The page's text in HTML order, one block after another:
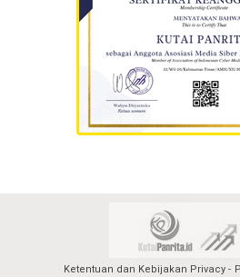
Ketentuan dan Kebijakan Privacy